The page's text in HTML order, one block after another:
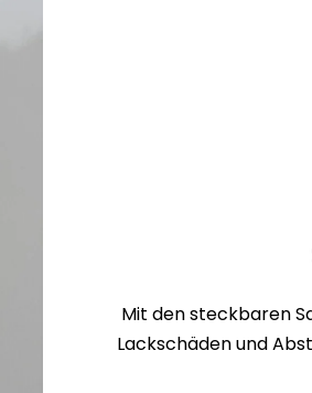
Mit den steckbaren
Lackschäden und